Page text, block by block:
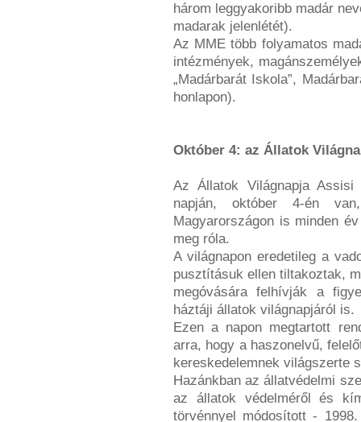
három leggyakoribb madár
madarak jelenlétét).
Az MME több folyamatos
intézmények,
„Madárbarát Iskola”,
honlapon).
Október 4: az Állatok
Az Állatok Világnapja
napján, október 4-én
Magyarországon is minden
meg róla.
A világnapon eredetileg a
pusztításuk ellen tiltakoztak,
megóvására felhívják a
háztáji állatok világnapjáról is.
Ezen a napon megtartott
arra, hogy a haszonelvű,
kereskedelemnek világszerte
Hazánkban az állatvédelmi
az állatok védelméről és
törvénnyel módosított -